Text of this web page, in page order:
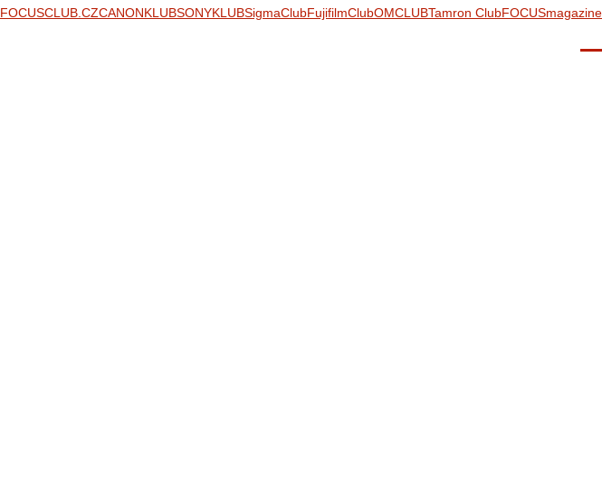
FOCUSCLUB.CZCANONKLUBSONYKLUBSigmaClubFujifilmClubOMCLUBTamron ClubFOCUSmagazine